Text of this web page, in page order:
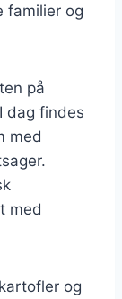
familier og
på
dag findes
med
med
og